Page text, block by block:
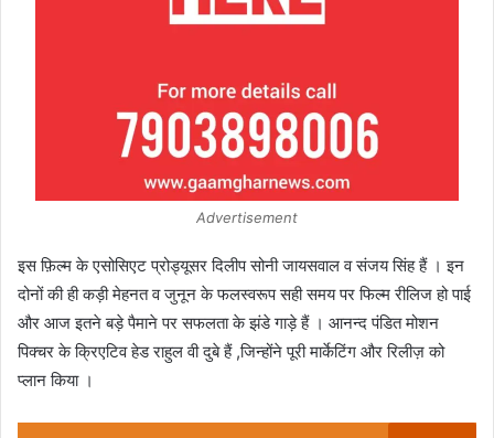
Advertisement
इस फ़िल्म के एसोसिएट प्रोड्यूसर दिलीप सोनी जायसवाल व संजय सिंह हैं । इन
दोनों की ही कड़ी मेहनत व जुनून के फलस्वरूप सही समय पर फिल्म रीलिज हो पाई
और आज इतने बड़े पैमाने पर सफलता के झंडे गाड़े हैं । आनन्द पंडित मोशन
पिक्चर के क्रिएटिव हेड राहुल वी दुबे हैं ,जिन्होंने पूरी मार्केटिंग और रिलीज़ को
प्लान किया ।